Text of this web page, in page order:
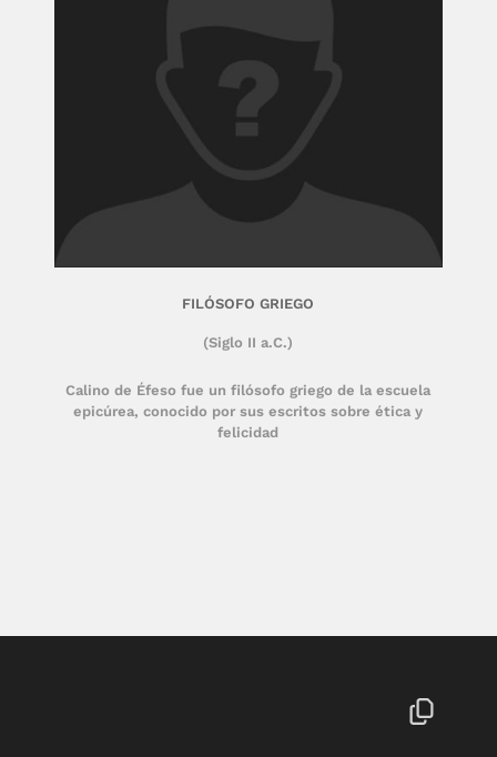
Calino de Éfeso fue un filósofo griego de la escuela
epicúrea, conocido por sus escritos sobre ética y
felicidad
(Siglo II a.C.)
FILÓSOFO GRIEGO